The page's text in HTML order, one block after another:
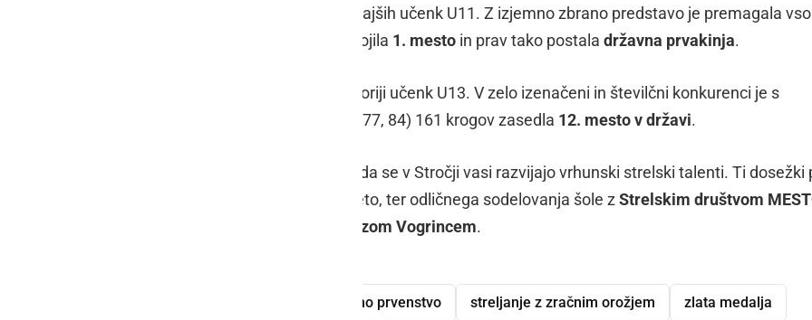
je nastopila v kategoriji mlajših učenk U11. Z izjemno zbrano predstavo je premagala vso
konkurenco (93,85) 187 krogov, osvojila 1. mesto in prav tako postala državna prvakinja.
pa je tekmovala v kategoriji učenk U13. V zelo izenačeni in številčni konkurenci je s
pogumnim in borbenim nastopom ( 77, 84) 161 krogov zasedla 12. mesto v državi.
Zgoraj navedeni rezultati so dokaz, da se v Stročji vasi razvijajo vrhunski strelski talenti. Ti dosežki
plod zavzetega dela skozi celotna leto, ter odličnega sodelovanja šole z Strelskim društvom
Alojzom Vogrincem.
državno prvenstvo streljanje z zračnim orožjem zlata medalja